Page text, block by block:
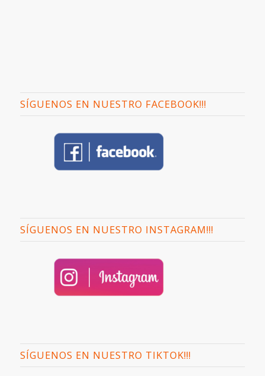
SÍGUENOS EN NUESTRO FACEBOOK!!!
SÍGUENOS EN NUESTRO INSTAGRAM!!!
SÍGUENOS EN NUESTRO TIKTOK!!!